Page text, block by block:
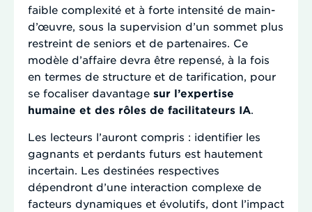
faible complexité et à forte intensité de main-
d’œuvre, sous la supervision d’un sommet plus
restreint de seniors et de partenaires. Ce
modèle d’affaire devra être repensé, à la fois
en termes de structure et de tarification, pour
se focaliser davantage sur l’expertise
humaine et des rôles de facilitateurs IA
Les lecteurs l’auront compris : identifier les
gagnants et perdants futurs est hautement
incertain. Les destinées respectives
dépendront d’une interaction complexe de
facteurs dynamiques et évolutifs, dont l’impact